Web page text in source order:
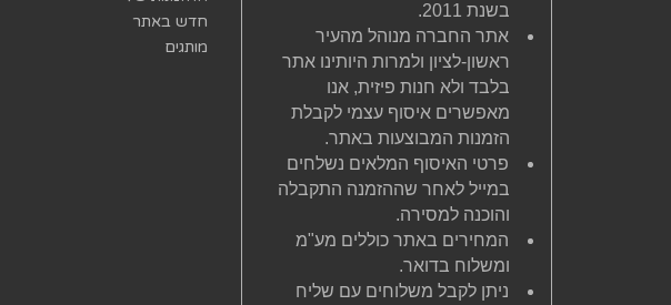
בשנת 2011.
אתר החברה מנוהל מהעיר
ראשון-לציון ולמרות היותינו אתר
בלבד ולא חנות פיזית, אנו
מאפשרים איסוף עצמי לקבלת
הזמנות המבוצעות באתר.
פרטי האיסוף המלאים נשלחים
במייל לאחר שההזמנה התקבלה
והוכנה למסירה.
המחירים באתר כוללים מע"מ
ומשלוח בדואר.
ניתן לקבל משלוחים עם שליח
חדש באתר
מותגים